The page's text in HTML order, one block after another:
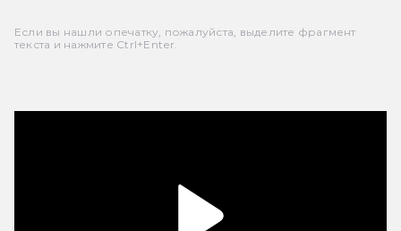
Если вы нашли опечатку, пожалуйста, выделите фрагмент
текста и нажмите Ctrl+Enter.